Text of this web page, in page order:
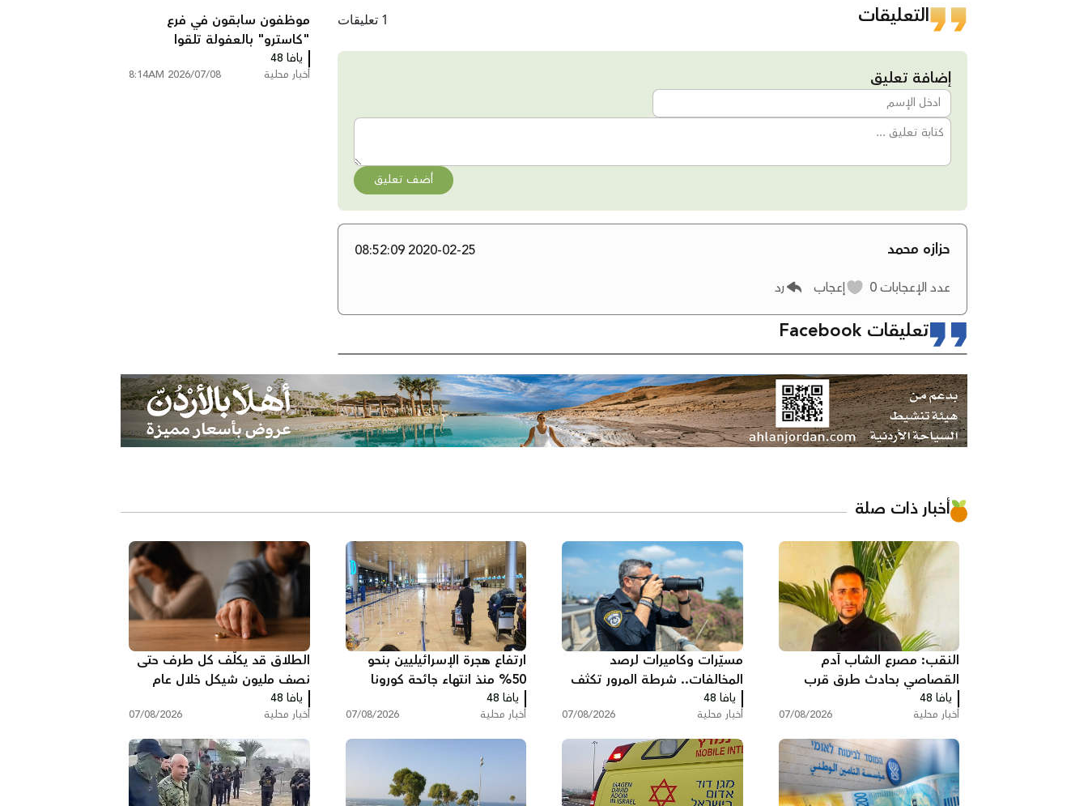
التعليقات 1 تعليقات
إضافة تعليق
أضف تعليق
حزازه محمد
2020-02-25 08:52:09
عدد الإعجابات
إعجاب رد
تعليقات Facebook
موظفون سابقون في فرع
"كاسترو" بالعفولة تلقوا
تعليمات بالتحدث بالعبرية فقط
داخل المتجر
يافا 48
أخبار محلية 2026/07/08 8:14AM
أخبار ذات صلة
النقب: مصرع الشاب آدم
القصاصي بحادث طرق قرب
حورة
يافا 48
أخبار محلية 07/08/2026
مسيّرات وكاميرات لرصد
المخالفات.. شرطة المرور تكثف
حملاتها على الطرق
يافا 48
أخبار محلية 07/08/2026
ارتفاع هجرة الإسرائيليين بنحو
50% منذ انتهاء جائحة كورونا
وخسائر ضريبية بمليارات
الشواكل
يافا 48
أخبار محلية 07/08/2026
الطلاق قد يكلّف كل طرف حتى
نصف مليون شيكل خلال عام
واحد في البلاد
يافا 48
أخبار محلية 07/08/2026